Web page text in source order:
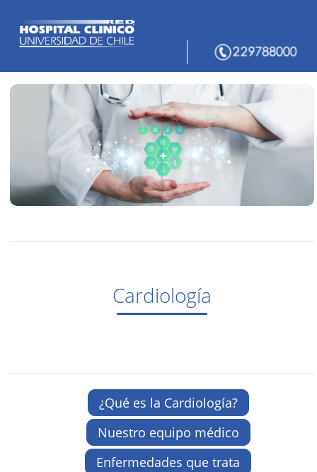
Cardiología
¿Qué es la Cardiología?
Nuestro equipo médico
Enfermedades que trata